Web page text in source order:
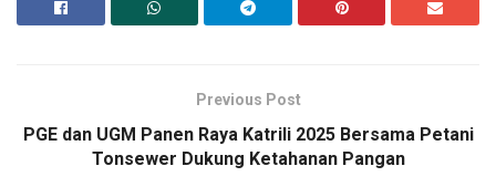
Previous Post
PGE dan UGM Panen Raya Katrili 2025 Bersama Petani
Tonsewer Dukung Ketahanan Pangan